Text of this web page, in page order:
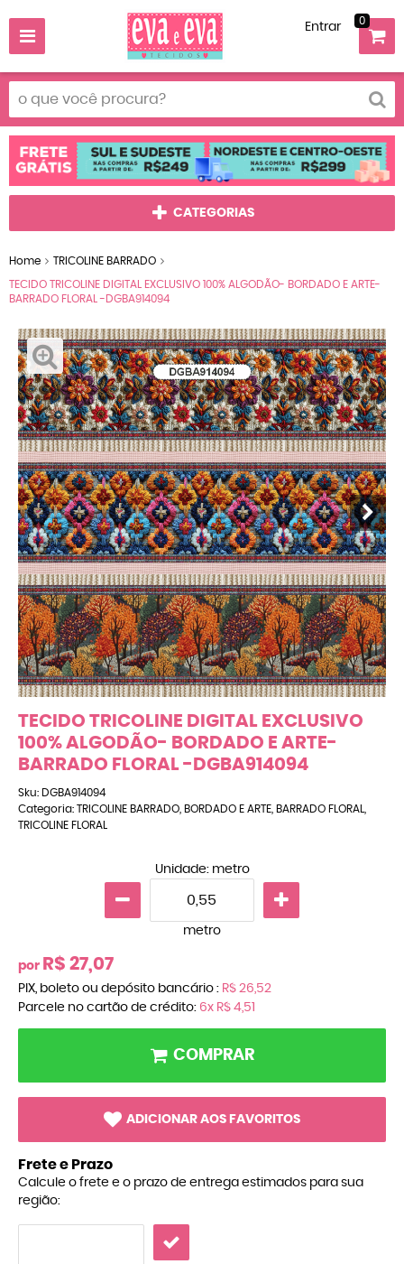
Entrar 0
CATEGORIAS
Home TRICOLINE BARRADO
TECIDO TRICOLINE DIGITAL EXCLUSIVO 100% ALGODÃO- BORDADO E ARTE-
BARRADO FLORAL -DGBA914094
TECIDO TRICOLINE DIGITAL EXCLUSIVO
100% ALGODÃO- BORDADO E ARTE-
BARRADO FLORAL -DGBA914094
Sku: DGBA914094
Categoria: TRICOLINE BARRADO BORDADO E ARTE BARRADO FLORAL
TRICOLINE FLORAL
Unidade: metro
metro
por R$ 27,07
PIX, boleto ou depósito bancário : R$ 26,52
Parcele no cartão de crédito: 6x R$ 4,51
COMPRAR
ADICIONAR AOS FAVORITOS
Frete e Prazo
Calcule o frete e o prazo de entrega estimados para sua
região: